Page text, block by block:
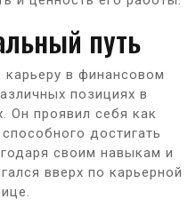
путь
в финансовом
позициях в
Он проявил себя как
достигать
своим навыкам и
вверх по карьерной